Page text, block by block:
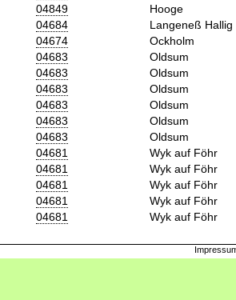
04849
Hooge
04684
Langeneß Hallig
04674
Ockholm
04683
Oldsum
04683
Oldsum
04683
Oldsum
04683
Oldsum
04683
Oldsum
04683
Oldsum
04681
Wyk auf Föhr
04681
Wyk auf Föhr
04681
Wyk auf Föhr
04681
Wyk auf Föhr
04681
Wyk auf Föhr